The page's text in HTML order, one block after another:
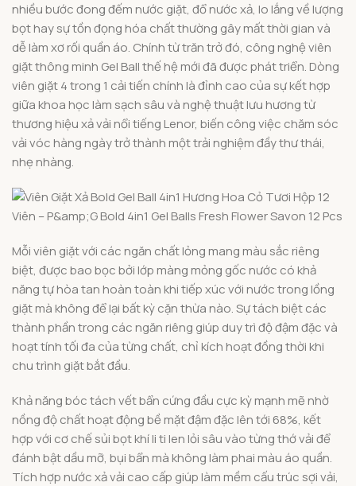
nhiều bước đong đếm nước giặt, đổ nước xả, lo lắng về lượng
bọt hay sự tồn đọng hóa chất thường gây mất thời gian và
dễ làm xơ rối quần áo. Chính từ trăn trở đó, công nghệ viên
giặt thông minh Gel Ball thế hệ mới đã được phát triển. Dòng
viên giặt 4 trong 1 cải tiến chính là đỉnh cao của sự kết hợp
giữa khoa học làm sạch sâu và nghệ thuật lưu hương từ
thương hiệu xả vải nổi tiếng Lenor, biến công việc chăm sóc
vải vóc hàng ngày trở thành một trải nghiệm đầy thư thái,
nhẹ nhàng.
Mỗi viên giặt với các ngăn chất lỏng mang màu sắc riêng
biệt, được bao bọc bởi lớp màng mỏng gốc nước có khả
năng tự hòa tan hoàn toàn khi tiếp xúc với nước trong lồng
giặt mà không để lại bất kỳ cặn thừa nào. Sự tách biệt các
thành phần trong các ngăn riêng giúp duy trì độ đậm đặc và
hoạt tính tối đa của từng chất, chỉ kích hoạt đồng thời khi
chu trình giặt bắt đầu.
Khả năng bóc tách vết bẩn cứng đầu cực kỳ mạnh mẽ nhờ
nồng độ chất hoạt động bề mặt đậm đặc lên tới 68%, kết
hợp với cơ chế sủi bọt khí li ti len lỏi sâu vào từng thớ vải để
đánh bật dầu mỡ, bụi bẩn mà không làm phai màu áo quần.
Tích hợp nước xả vải cao cấp giúp làm mềm cấu trúc sợi vải,